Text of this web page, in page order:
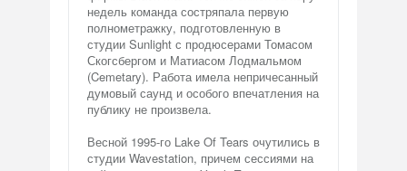
недель команда состряпала первую
полнометражку, подготовленную в
студии Sunlight с продюсерами Томасом
Скогсбергом и Матиасом Лодмальмом
(Cemetary). Работа имела непричесанный
думовый саунд и особого впечатления на
публику не произвела.
Весной 1995-го Lake Of Tears очутились в
студии Wavestation, причем сессиями на